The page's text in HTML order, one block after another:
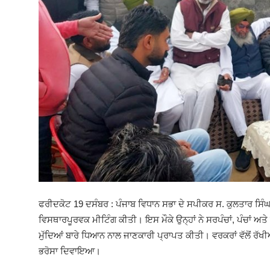
ਫਰੀਦਕੋਟ 19 ਦਸੰਬਰ : ਪੰਜਾਬ ਵਿਧਾਨ ਸਭਾ ਦੇ ਸਪੀਕਰ ਸ. ਕੁਲਤਾਰ
ਵਿਸਥਾਰਪੂਰਵਕ ਮੀਟਿੰਗ ਕੀਤੀ। ਇਸ ਮੌਕੇ ਉਨ੍ਹਾਂ ਨੇ ਸਰਪੰਚਾਂ, ਪੰਚਾਂ ਅਤੇ
ਮੁੱਦਿਆਂ ਬਾਰੇ ਧਿਆਨ ਨਾਲ ਜਾਣਕਾਰੀ ਪ੍ਰਾਪਤ ਕੀਤੀ। ਵਰਕਰਾਂ ਵੱਲੋਂ
ਭਰੋਸਾ ਦਿਵਾਇਆ।